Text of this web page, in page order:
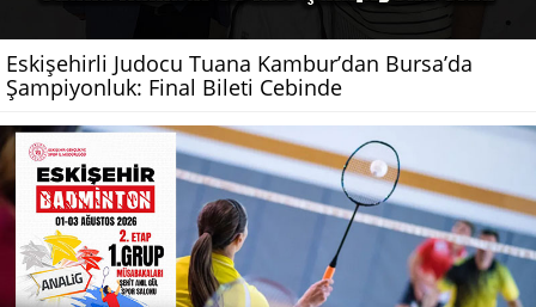
Eskişehirli Judocu Tuana Kambur’dan Bursa’da
Şampiyonluk: Final Bileti Cebinde